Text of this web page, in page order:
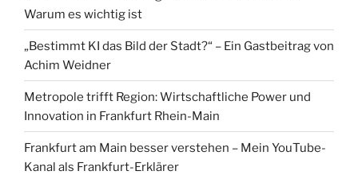
Warum es wichtig ist
„Bestimmt KI das Bild der Stadt?“ – Ein Gastbeitrag von
Achim Weidner
Metropole trifft Region: Wirtschaftliche Power und
Innovation in Frankfurt Rhein-Main
Frankfurt am Main besser verstehen – Mein YouTube-
Kanal als Frankfurt-Erklärer